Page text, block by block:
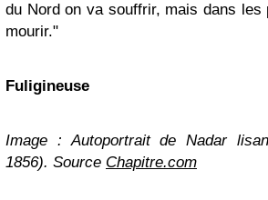
du Nord on va souffrir, mais dans les
mourir."
Fuligineuse
Image : Autoportrait de Nadar
1856). Source Chapitre.com